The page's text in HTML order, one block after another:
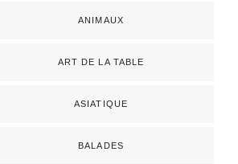
ANIMAUX
ART DE LA TABLE
ASIATIQUE
BALADES